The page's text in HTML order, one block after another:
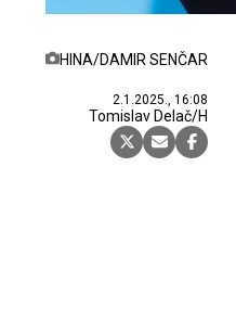
HINA/DAMIR SENČAR
2.1.2025., 16:08
Tomislav Delač/H